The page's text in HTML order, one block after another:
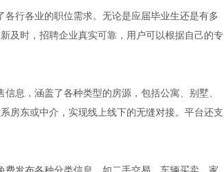
行各业的职位需求。无论是应届毕业生还是有多
及时，招聘企业真实可靠，用户可以根据自己的专
息，涵盖了各种类型的房源，包括公寓、别墅、
房东或中介，实现线上线下的无缝对接。平台还支